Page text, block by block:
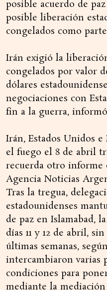
posible acuerdo de
posible liberación
congelados como
Irán exigió la
congelados por valor
dólares
negociaciones con
fin a la guerra,
Irán, Estados Unidos
el fuego el 8 de abril
recuerda otro informe
Agencia Noticias
Tras la tregua,
estadounidenses
de paz en Islamabad,
días 11 y 12 de abril,
últimas semanas,
intercambiaron varias
condiciones para
mediante la